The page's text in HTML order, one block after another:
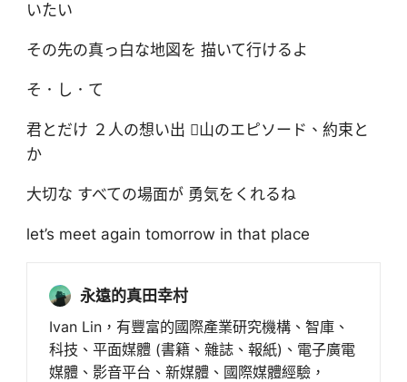
いたい
その先の真っ白な地図を 描いて行けるよ
そ．し．て
君とだけ ２人の想い出 山のエピソード、約束と
か
大切な すべての場面が 勇気をくれるね
let’s meet again tomorrow in that place
永遠的真田幸村
Ivan Lin，有豐富的國際產業研究機構、智庫、
科技、平面媒體 (書籍、雜誌、報紙)、電子廣電
媒體、影音平台、新媒體、國際媒體經驗，